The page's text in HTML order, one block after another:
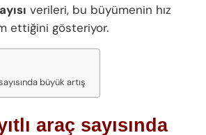
verileri, bu büyümenin hız
ettiğini gösteriyor.
büyük artış
araç sayısında